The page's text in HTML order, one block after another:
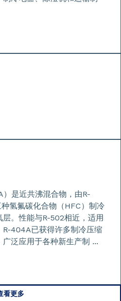
是近共沸混合物，由R-
氢氟碳化合物（HFC）制冷
。性能与R-502相近，适用
R-404A已获得许多制冷压缩
泛应用于各种新生产制 ...
看更多